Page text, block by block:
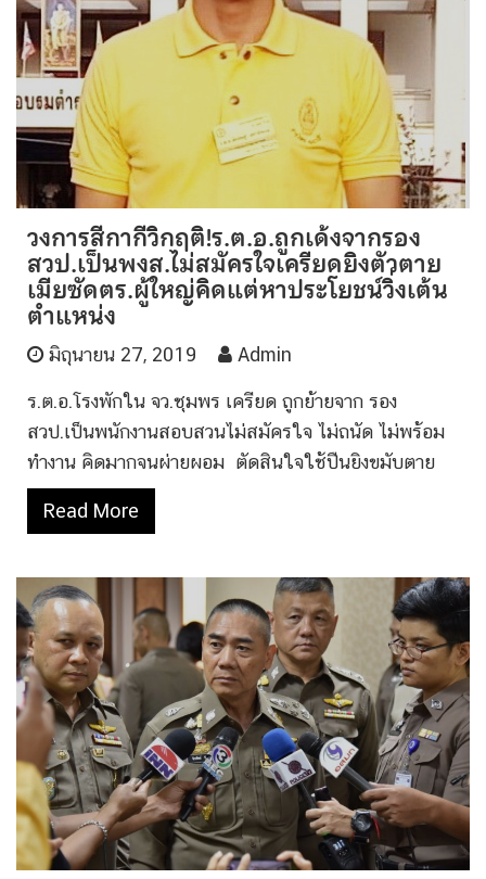
วงการสีกากีวิกฤติ!ร.ต.อ.ถูกเด้งจากรอง
สวป.เป็นพงส.ไม่สมัครใจเครียดยิงตัวตาย
เมียซัดตร.ผู้ใหญ่คิดแต่หาประโยชน์วิ่งเต้น
ตำแหน่ง
มิถุนายน 27, 2019 Admin
ร.ต.อ.โรงพักใน จว.ชุมพร เครียด ถูกย้ายจาก รอง
สวป.เป็นพนักงานสอบสวนไม่สมัครใจ ไม่ถนัด ไม่พร้อม
ทำงาน คิดมากจนผ่ายผอม ตัดสินใจใช้ปืนยิงขมับตาย
Read More